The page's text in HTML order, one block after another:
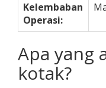
Kelembaban
Operasi:
Apa yang
kotak?